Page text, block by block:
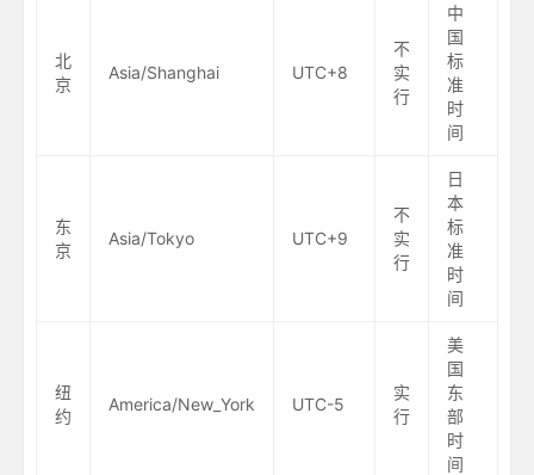
北
京
Asia/Shanghai UTC+8
不
实
行
中
国
标
准
时
间
东
京
Asia/Tokyo UTC+9
不
实
行
日
本
标
准
时
间
纽
约
America/New_York UTC-5
实
行
美
国
东
部
时
间